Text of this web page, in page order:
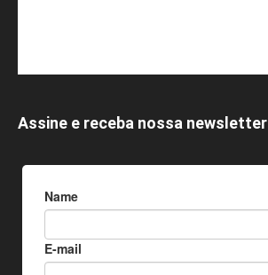
Assine e receba nossa newsletter